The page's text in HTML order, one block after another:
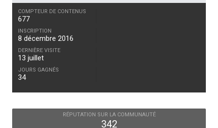
COMPTEUR DE CONTENUS
677
INSCRIPTION
8 décembre 2016
DERNIÈRE VISITE
13 juillet
JOURS GAGNÉS
34
RÉPUTATION SUR LA COMMUNAUTÉ
342